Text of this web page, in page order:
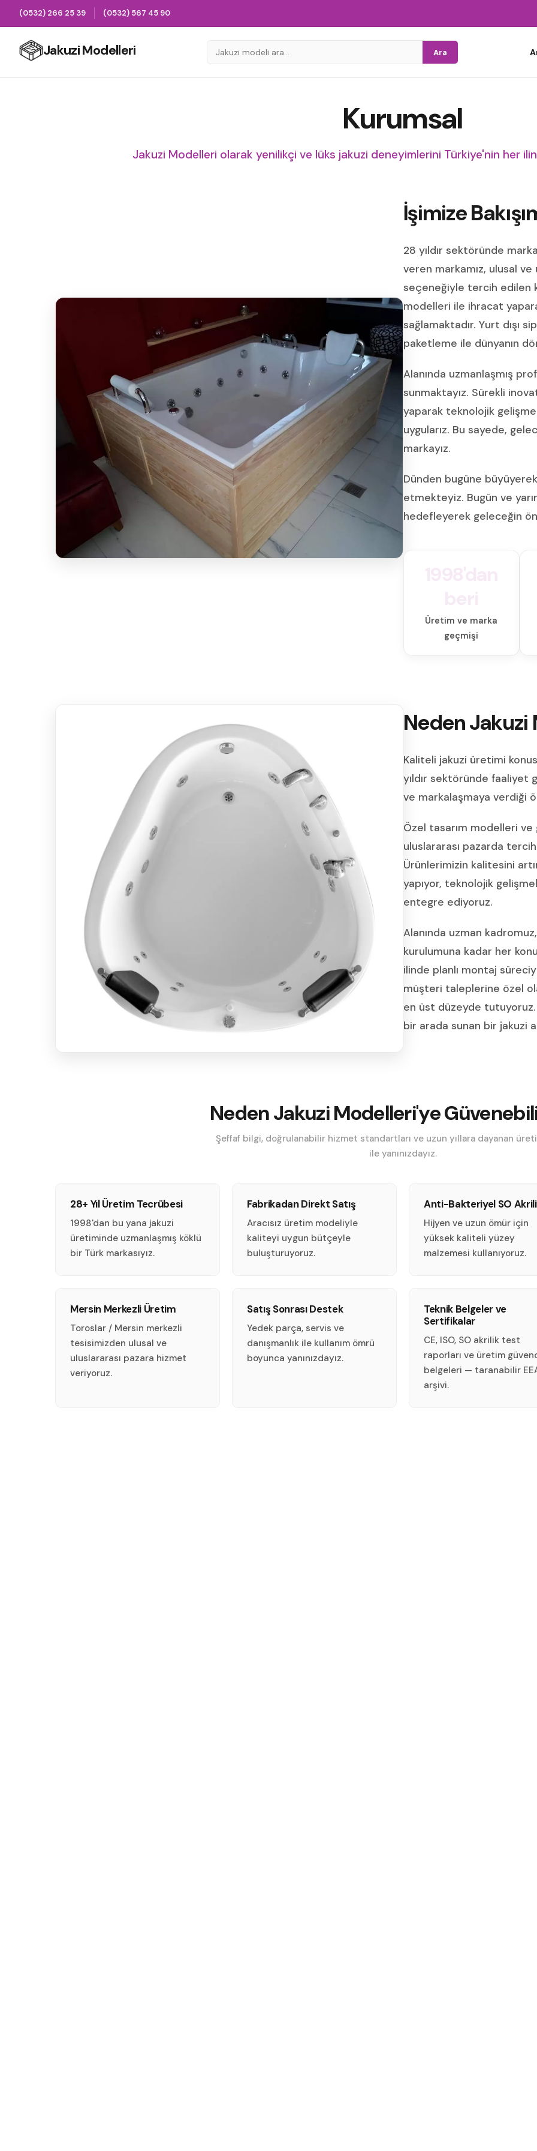
(0532) 266 25 39 (0532) 567 45 90
Jakuzi Modelleri Ara
Kurumsal
Jakuzi Modelleri olarak yenilikçi ve lüks jakuzi deneyimlerini Türkiye'nin her
İşimize
28 yıldır sektöründe
veren markamız, ulusal
seçeneğiyle tercih edilen
modelleri ile ihracat
sağlamaktadır. Yurt dışı
paketleme ile dünyanın
Alanında uzmanlaşmış
sunmaktayız. Sürekli
yaparak teknolojik
uygularız. Bu sayede,
markayız.
Dünden bugüne
etmekteyiz. Bugün ve
hedefleyerek geleceğin
Üretim ve marka
geçmişi
Neden
Kaliteli jakuzi üretimi
yıldır sektöründe faaliyet
ve markalaşmaya verdiği
Özel tasarım modelleri
uluslararası pazarda
Ürünlerimizin kalitesini
yapıyor, teknolojik
entegre ediyoruz.
Alanında uzman
kurulumuna kadar her
ilinde planlı montaj
müşteri taleplerine özel
en üst düzeyde tutuyoruz.
bir arada sunan bir jakuzi
Neden Jakuzi Modelleri'ye
Şeffaf bilgi, doğrulanabilir hizmet standartları ve uzun yıllara dayanan
ile yanınızdayız.
28+ Yıl Üretim Tecrübesi
1998'dan bu yana jakuzi
üretiminde uzmanlaşmış köklü
bir Türk markasıyız.
Fabrikadan Direkt Satış
Aracısız üretim modeliyle
kaliteyi uygun bütçeyle
buluşturuyoruz.
Anti-Bakteriyel SO
Hijyen ve uzun ömür için
yüksek kaliteli yüzey
malzemesi kullanıyoruz.
Mersin Merkezli Üretim
Toroslar / Mersin merkezli
tesisimizden ulusal ve
uluslararası pazara hizmet
veriyoruz.
Satış Sonrası Destek
Yedek parça, servis ve
danışmanlık ile kullanım ömrü
boyunca yanınızdayız.
Teknik Belgeler ve
Sertifikalar
CE, ISO, SO akrilik test
raporları ve üretim
belgeleri — taranabilir
arşivi.